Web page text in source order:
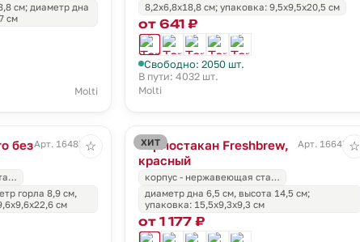
см; диаметр дна
см
Molti
8,2х6,8х18,8 см; упаковка: 9,5x9,5x20,5 см
от 641 ₽
Свободно: 2050 шт.
В пути: 4032 шт.
Molti
безАрт. 16485.10
горла 8,9 см,
см
☆ ХИТ
Термостакан Freshbrew,
красный
Арт. 16647.50
корпус - нержавеющая ста…
диаметр дна 6,5 см, высота 14,5 см;
упаковка: 15,5х9,3х9,3 см
от 1 177 ₽
☆